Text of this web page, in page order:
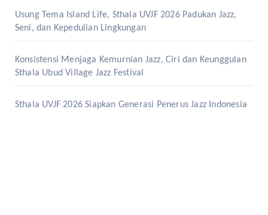
Usung Tema Island Life, Sthala UVJF 2026 Padukan Jazz,
Seni, dan Kepedulian Lingkungan
Konsistensi Menjaga Kemurnian Jazz, Ciri dan Keunggulan
Sthala Ubud Village Jazz Festival
Sthala UVJF 2026 Siapkan Generasi Penerus Jazz Indonesia